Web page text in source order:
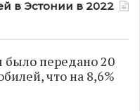
в Эстонии в 2022
было передано 20
что на 8,6%